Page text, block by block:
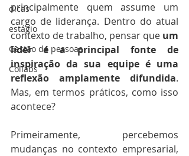
dicas
estágio
Gestão de pessoas
Collabs
principalmente quem assume um
cargo de liderança. Dentro do atual
contexto de trabalho, pensar que um
líder é a principal fonte de
inspiração da sua equipe é uma
reflexão amplamente difundida.
Mas, em termos práticos, como isso
acontece?
Primeiramente, percebemos
mudanças no contexto empresarial,